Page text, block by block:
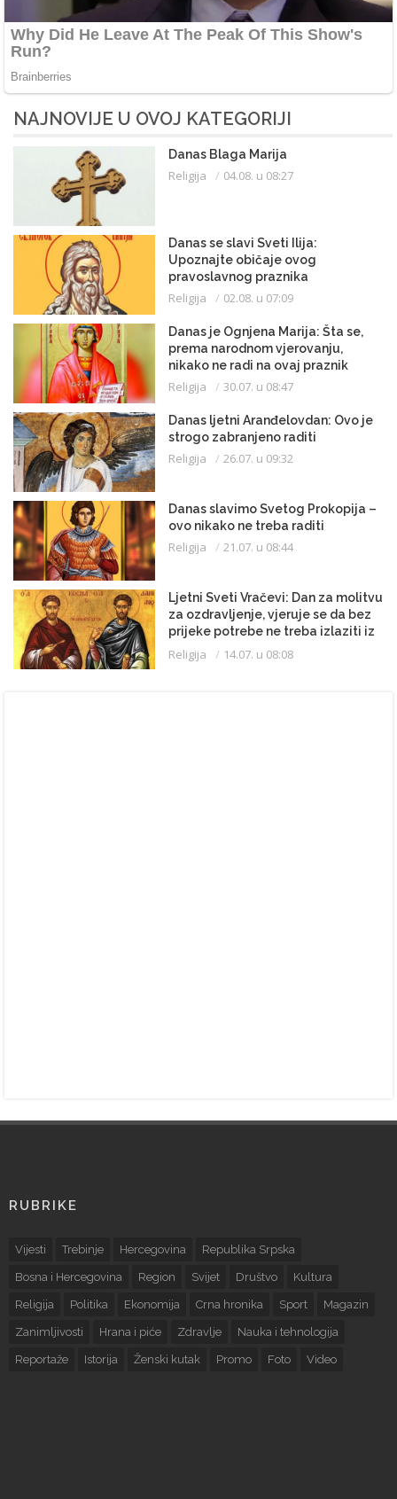
NAJNOVIJE U OVOJ KATEGORIJI
Danas Blaga Marija
Religija 04.08. u 08:27
Danas se slavi Sveti Ilija:
Upoznajte običaje ovog
pravoslavnog praznika
Religija 02.08. u 07:09
Danas je Ognjena Marija: Šta se,
prema narodnom vjerovanju,
nikako ne radi na ovaj praznik
Religija 30.07. u 08:47
Danas ljetni Aranđelovdan: Ovo je
strogo zabranjeno raditi
Religija 26.07. u 09:32
Danas slavimo Svetog Prokopija –
ovo nikako ne treba raditi
Religija 21.07. u 08:44
Ljetni Sveti Vračevi: Dan za molitvu
za ozdravljenje, vjeruje se da bez
prijeke potrebe ne treba izlaziti iz
kuće
Religija 14.07. u 08:08
RUBRIKE
Vijesti Trebinje Hercegovina Republika Srpska
Bosna i Hercegovina Region Svijet Društvo Kultura
Religija Politika Ekonomija Crna hronika Sport Magazin
Zanimljivosti Hrana i piće Zdravlje Nauka i tehnologija
Reportaže Istorija Ženski kutak Promo Foto Video